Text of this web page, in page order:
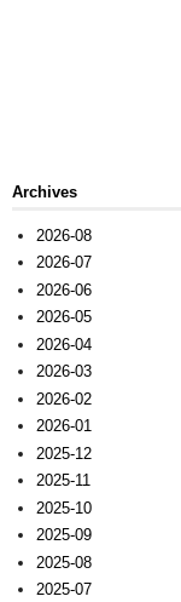
Archives
2026-08
2026-07
2026-06
2026-05
2026-04
2026-03
2026-02
2026-01
2025-12
2025-11
2025-10
2025-09
2025-08
2025-07